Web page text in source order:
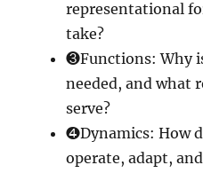
representational
take?
❸Functions: Why
needed, and what
serve?
❹Dynamics: How
operate, adapt,